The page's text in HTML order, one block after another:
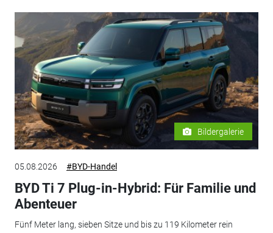
Bildergalerie
05.08.2026 #BYD-Handel
BYD Ti 7 Plug-in-Hybrid: Für Familie und
Abenteuer
Fünf Meter lang, sieben Sitze und bis zu 119 Kilometer rein